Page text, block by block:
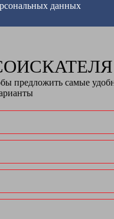
данных
предложить самые